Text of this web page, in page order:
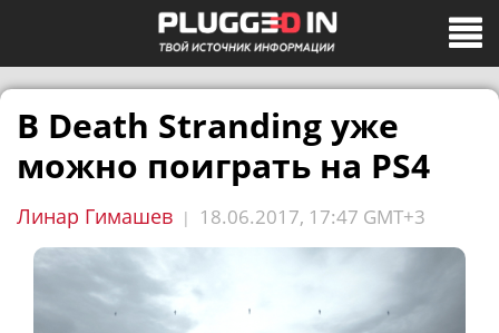
В Death Stranding уже
можно поиграть на PS4
Линар Гимашев | 18.06.2017, 17:47 GMT+3